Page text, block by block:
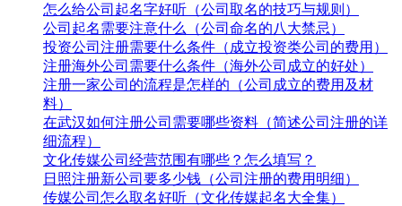
怎么给公司起名字好听（公司取名的技巧与规则）
公司起名需要注意什么（公司命名的八大禁忌）
投资公司注册需要什么条件（成立投资类公司的费用）
注册海外公司需要什么条件（海外公司成立的好处）
注册一家公司的流程是怎样的（公司成立的费用及材
料）
在武汉如何注册公司需要哪些资料（简述公司注册的详
细流程）
文化传媒公司经营范围有哪些？怎么填写？
日照注册新公司要多少钱（公司注册的费用明细）
传媒公司怎么取名好听（文化传媒起名大全集）